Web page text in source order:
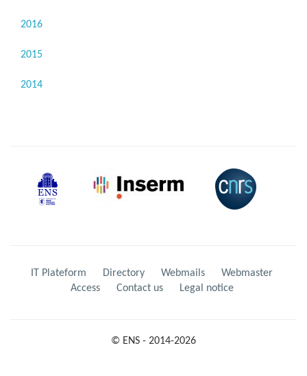
2016
2015
2014
IT Plateform Directory Webmails
Webmaster
Access
Contact us Legal notice
© ENS - 2014-2026